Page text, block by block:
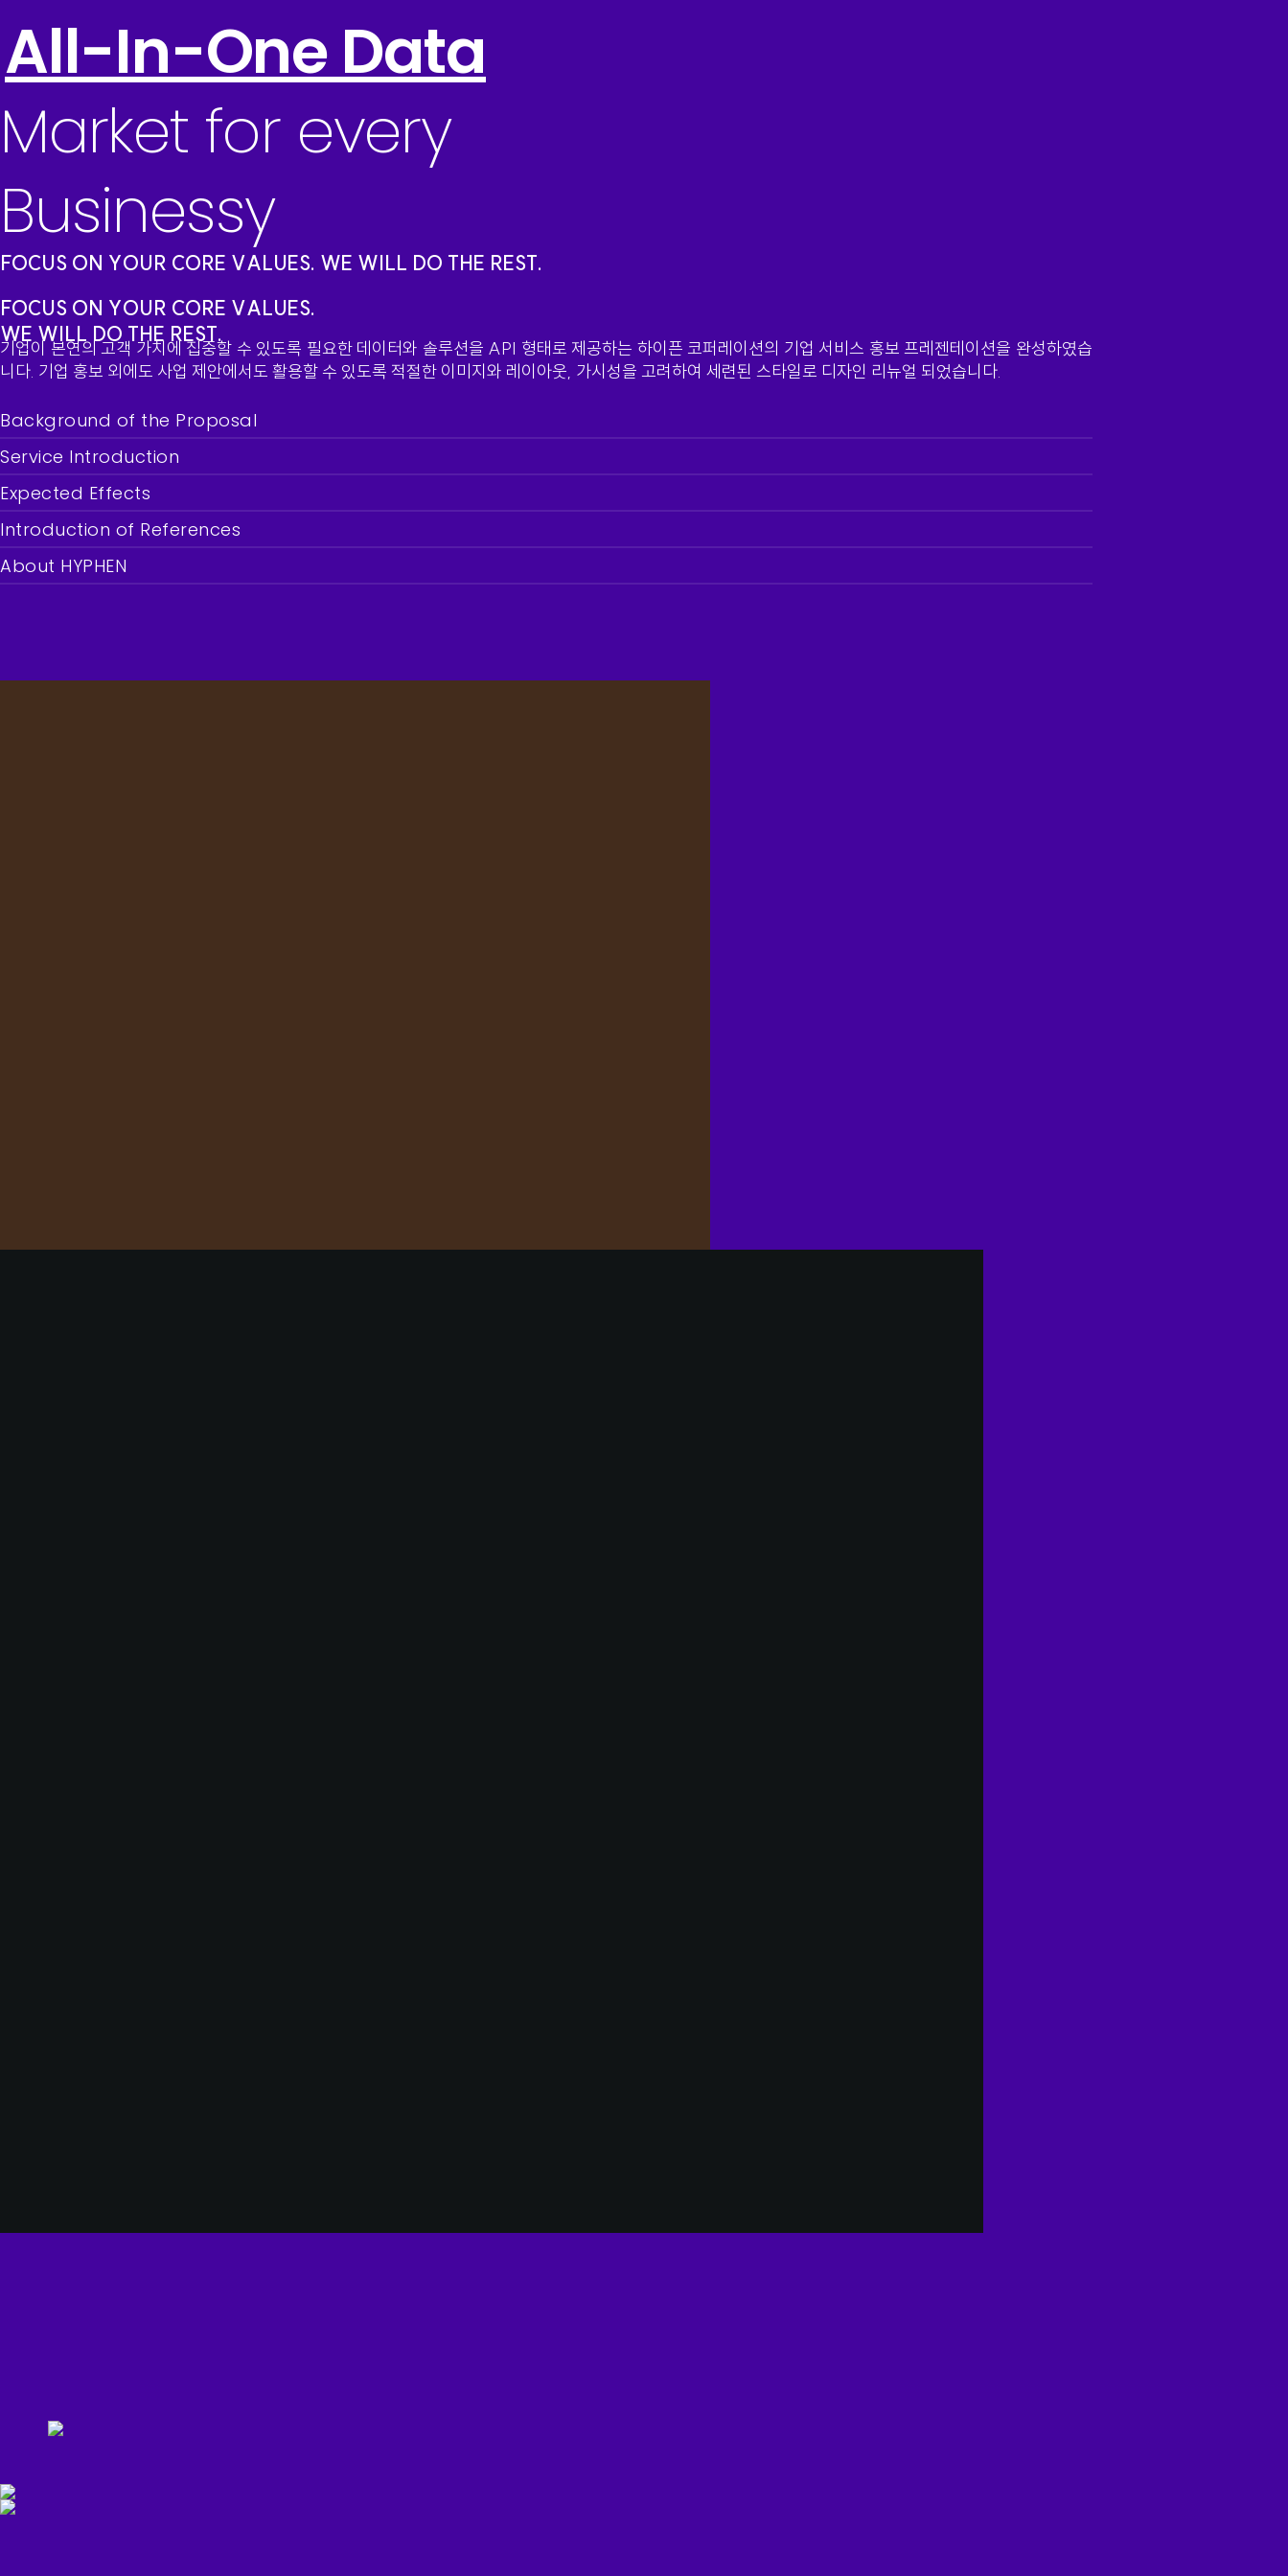
Call.
02-6403-3046
ptdigm@ptdigm.com
All-In-One Data
Market for every
Businessy
FOCUS ON YOUR CORE VALUES. WE WILL DO THE REST.
FOCUS ON YOUR CORE VALUES.
WE WILL DO THE REST.
기업이 본연의 고객 가치에 집중할 수 있도록 필요한 데이터와 솔루션을 API 형태로 제공하는 하이픈 코퍼레이션의 기업 서비스 홍보 프레젠테이션을 완성하였습
니다. 기업 홍보 외에도 사업 제안에서도 활용할 수 있도록 적절한 이미지와 레이아웃, 가시성을 고려하여 세련된 스타일로 디자인 리뉴얼 되었습니다.
Background of the Proposal
Service Introduction
Expected Effects
Introduction of References
About HYPHEN